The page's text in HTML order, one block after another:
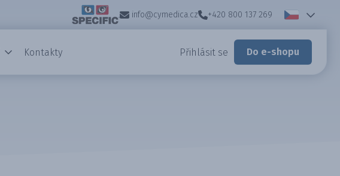
info@cymedica.cz +420 800 137 269
Kontakty Přihlásit se Do e-shopu